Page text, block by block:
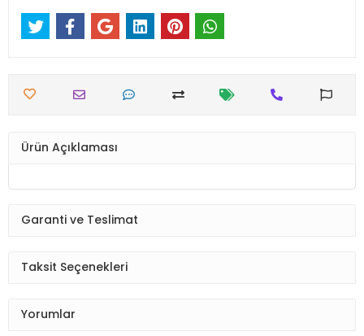
Ürün Açıklaması
Garanti ve Teslimat
Taksit Seçenekleri
Yorumlar